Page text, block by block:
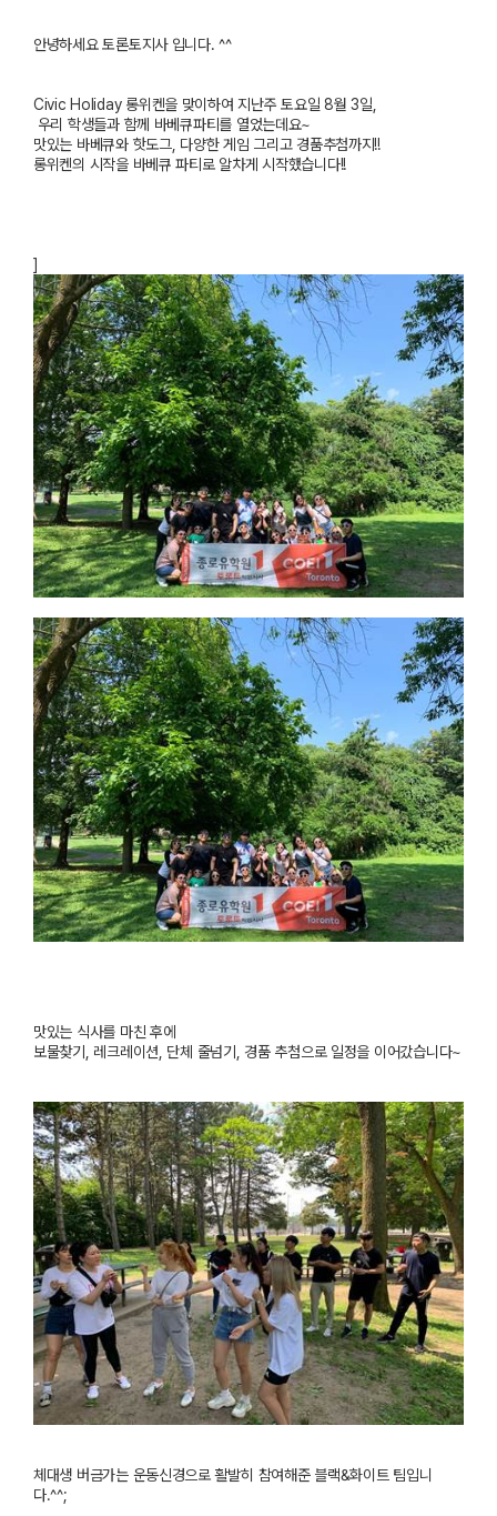
안녕하세요 토론토지사 입니다. ^^
Civic Holiday 롱위켄을 맞이하여 지난주 토요일 8월 3일,
우리 학생들과 함께 바베큐파티를 열었는데요~
맛있는 바베큐와 핫도그, 다양한 게임 그리고 경품추첨까지!!
롱위켄의 시작을 바베큐 파티로 알차게 시작했습니다!!
]
맛있는 식사를 마친 후에
보물찾기
레크레이션 단체 줄넘기 경품 추첨으로 일정을 이어갔습니다~
체대생 버금가는 운동신경으로 활발히 참여해준 블랙&화이트 팀입니
다.^^;